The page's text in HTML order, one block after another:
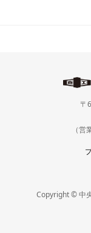
〒
（
Copyright © 中